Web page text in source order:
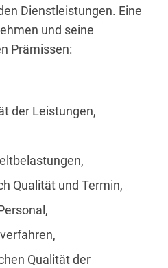
Dienstleistungen. Eine
und seine
Prämissen:
der Leistungen,
Qualität und Termin,
Qualität der